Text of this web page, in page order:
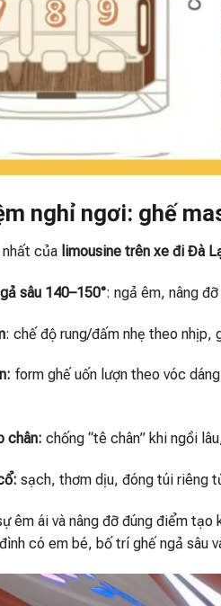
nghỉ ngơi: ghế
nhất của limousine trên xe đi Đà
sâu 140–150°: ngả êm, nâng
: chế độ rung/đấm nhẹ theo nhịp,
form ghế uốn lượn theo vóc
chân: chống “tê chân” khi ngồi
sạch, thơm dịu, đóng túi riêng
êm ái và nâng đỡ đúng điểm
có em bé, bố trí ghế ngả sâu